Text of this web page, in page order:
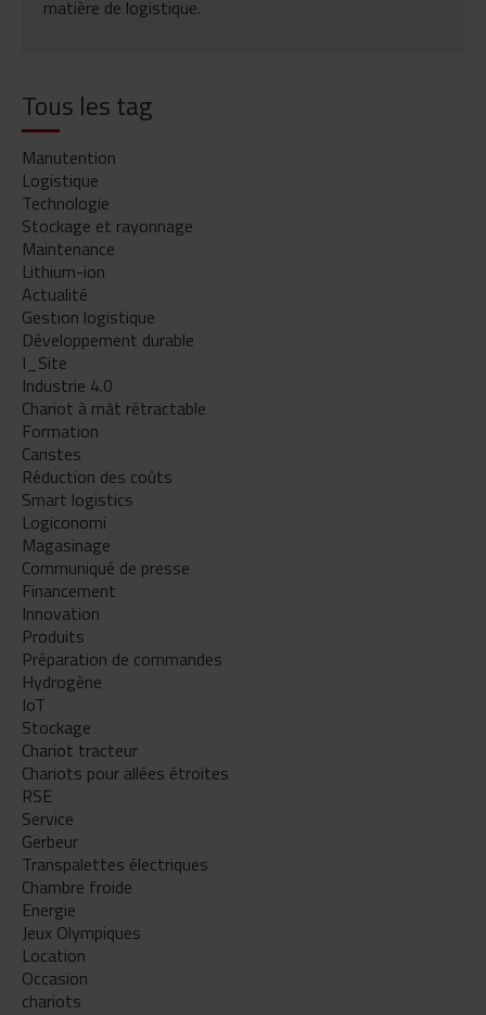
matière de logistique.
Tous les tag
Manutention
Logistique
Technologie
Stockage et rayonnage
Maintenance
Lithium-ion
Actualité
Gestion logistique
Développement durable
I_Site
Industrie 4.0
Chariot à mât rétractable
Formation
Caristes
Réduction des coûts
Smart logistics
Logiconomi
Magasinage
Communiqué de presse
Financement
Innovation
Produits
Préparation de commandes
Hydrogène
IoT
Stockage
Chariot tracteur
Chariots pour allées étroites
RSE
Service
Gerbeur
Transpalettes électriques
Chambre froide
Energie
Jeux Olympiques
Location
Occasion
chariots